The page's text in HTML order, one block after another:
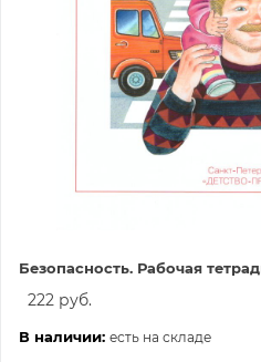
Безопасность. Рабочая
222 руб.
В наличии: есть на складе